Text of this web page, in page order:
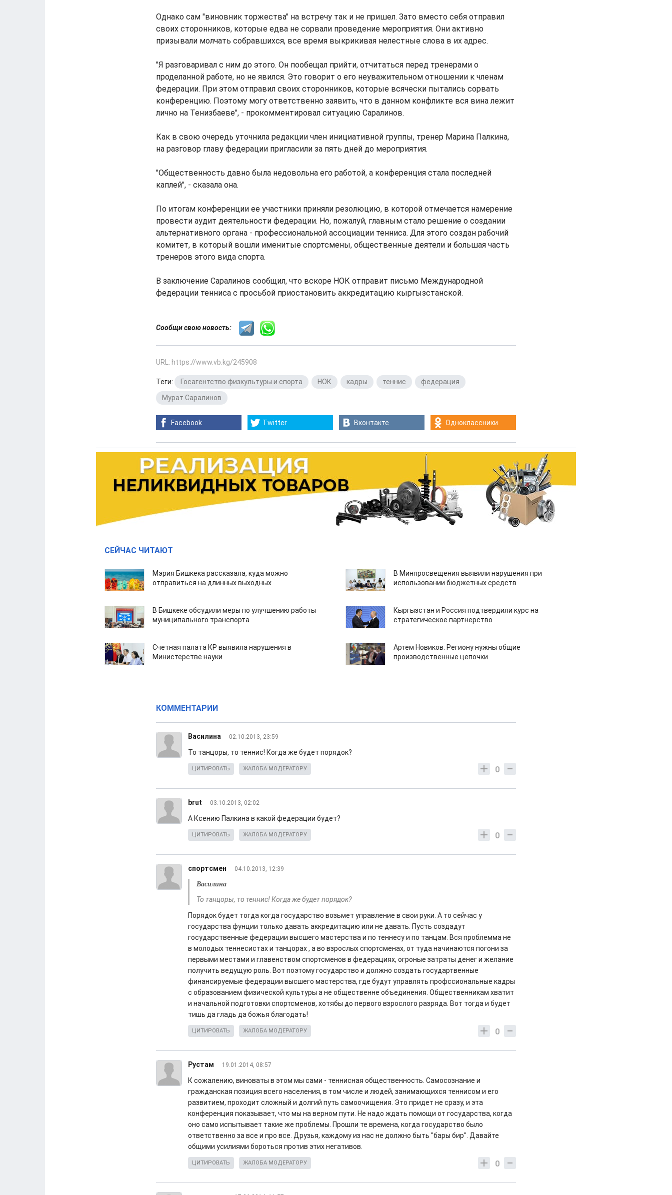
Однако сам "виновник торжества" на встречу так и не пришел. Зато вместо себя отправил
своих сторонников, которые едва не сорвали проведение мероприятия. Они активно
призывали молчать собравшихся, все время выкрикивая нелестные слова в их адрес.
"Я разговаривал с ним до этого. Он пообещал прийти, отчитаться перед тренерами о
проделанной работе, но не явился. Это говорит о его неуважительном отношении к членам
федерации. При этом отправил своих сторонников, которые всячески пытались сорвать
конференцию. Поэтому могу ответственно заявить, что в данном конфликте вся вина лежит
лично на Тенизбаеве", - прокомментировал ситуацию Саралинов.
Как в свою очередь уточнила редакции член инициативной группы, тренер Марина Палкина,
на разговор главу федерации пригласили за пять дней до мероприятия.
"Общественность давно была недовольна его работой, а конференция стала последней
каплей", - сказала она.
По итогам конференции ее участники приняли резолюцию, в которой отмечается намерение
провести аудит деятельности федерации. Но, пожалуй, главным стало решение о создании
альтернативного органа - профессиональной ассоциации тенниса. Для этого создан рабочий
комитет, в который вошли именитые спортсмены, общественные деятели и большая часть
тренеров этого вида спорта.
В заключение Саралинов сообщил, что вскоре НОК отправит письмо Международной
федерации тенниса с просьбой приостановить аккредитацию кыргызстанской.
Сообщи свою новость:
URL: https://www.vb.kg/245908
Теги: Госагентство физкультуры и спорта НОК кадры теннис федерация
Мурат Саралинов
Facebook Twitter Вконтакте Одноклассники
СЕЙЧАС ЧИТАЮТ
Мэрия Бишкека рассказала, куда можно
отправиться на длинных выходных
В Минпросвещения выявили нарушения при
использовании бюджетных средств
В Бишкеке обсудили меры по улучшению работы
муниципального транспорта
Кыргызстан и Россия подтвердили курс на
стратегическое партнерство
Счетная палата КР выявила нарушения в
Министерстве науки
Артем Новиков: Региону нужны общие
производственные цепочки
КОММЕНТАРИИ
Василина 02.10.2013, 23:59
То танцоры, то теннис! Когда же будет порядок?
0
ЦИТИРОВАТЬ ЖАЛОБА МОДЕРАТОРУ
brut 03.10.2013, 02:02
А Ксению Палкина в какой федерации будет?
0
ЦИТИРОВАТЬ ЖАЛОБА МОДЕРАТОРУ
спортсмен 04.10.2013, 12:39
Василина
То танцоры, то теннис! Когда же будет порядок?
Порядок будет тогда когда государство возьмет управление в свои руки. А то сейчас у
государства фунции только давать аккредитацию или не давать. Пусть создадут
государственные федерации высшего мастерства и по теннесу и по танцам. Вся проблемма не
в молодых теннесистах и танцорах , а во взрослых спортсменах, от туда начинаются погони за
первыми местами и главенством спортсменов в федерациях, огроные затраты денег и желание
получить ведущую роль. Вот поэтому государство и должно создать государтвенные
финансируемые федерации высшего мастерства, где будут управлять профссиональные кадры
с образованием физической культуры а не общественне объединения. Общественникам хватит
и начальной подготовки спортсменов, хотябы до первого взрослого разряда. Вот тогда и будет
тишь да гладь да божья благодать!
0
ЦИТИРОВАТЬ ЖАЛОБА МОДЕРАТОРУ
Рустам 19.01.2014, 08:57
К сожалению, виноваты в этом мы сами - теннисная общественность. Самосознание и
гражданская позиция всего населения, в том числе и людей, занимающихся теннисом и его
развитием, проходит сложный и долгий путь самоочищения. Это придет не сразу, и эта
конференция показывает, что мы на верном пути. Не надо ждать помощи от государства, когда
оно само испытывает такие же проблемы. Прошли те времена, когда государство было
ответственно за все и про все. Друзья, каждому из нас не должно быть "бары бир". Давайте
общими усилиями бороться против этих негативов.
0
ЦИТИРОВАТЬ ЖАЛОБА МОДЕРАТОРУ